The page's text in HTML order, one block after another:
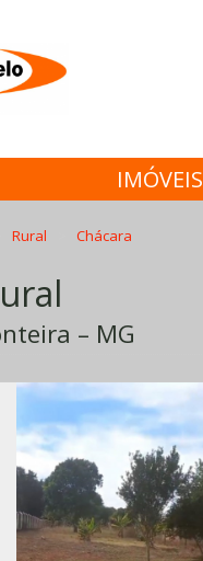
IMÓVEIS
Rural Chácara
– MG